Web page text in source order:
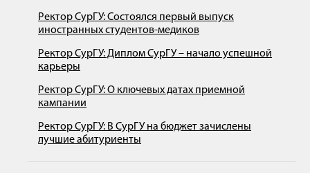
Ректор СурГУ: Состоялся первый выпуск
иностранных студентов-медиков
Ректор СурГУ: Диплом СурГУ – начало успешной
карьеры
Ректор СурГУ: О ключевых датах приемной
кампании
Ректор СурГУ: В СурГУ на бюджет зачислены
лучшие абитуриенты